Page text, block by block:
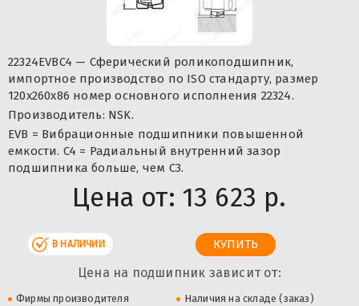
22324EVBC4 — Сферический роликоподшипник,
импортное производство по ISO стандарту, размер
120x260x86 номер основного исполнения 22324.
Производитель: NSK.
EVB = Вибрационные подшипники повышенной
емкости. C4 = Радиальный внутренний зазор
подшипника больше, чем C3.
Цена от: 13 623 р.
В НАЛИЧИИ
Цена на подшипник зависит от:
Фирмы производителя
Наличия на складе (заказ)